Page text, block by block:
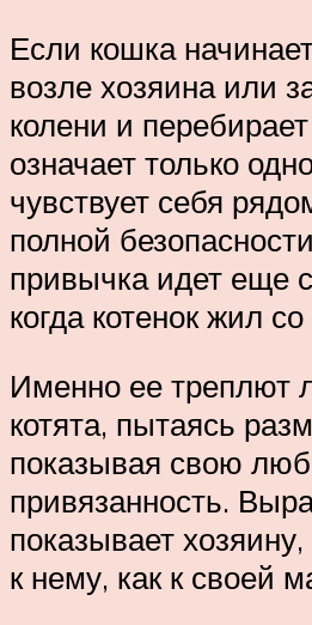
Если кошка
возле хозяина или
колени и
означает только
чувствует себя
полной
привычка идет еще
когда котенок жил
Именно ее треплют
котята, пытаясь
показывая свою
привязанность.
показывает
к нему, как к своей